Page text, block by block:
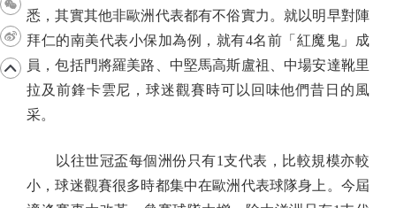
悉，其實其他非歐洲代表都有不俗實力。就以明早對陣
拜仁的南美代表小保加為例，就有4名前「紅魔鬼」成
員，包括門將羅美路、中堅馬高斯盧祖、中場安達靴里
拉及前鋒卡雲尼，球迷觀賽時可以回味他們昔日的風
采。
以往世冠盃每個洲份只有1支代表，比較規模亦較
小，球迷觀賽很多時都集中在歐洲代表球隊身上。今屆